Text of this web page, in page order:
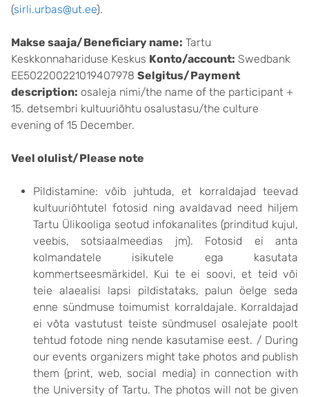
(sirli.urbas@ut.ee).
Makse saaja/Beneficiary name: Tartu
Keskkonnahariduse Keskus Konto/account: Swedbank
EE502200221019407978 Selgitus/Payment
description: osaleja nimi/the name of the participant +
15. detsembri kultuuriõhtu osalustasu/the culture
evening of 15 December.
Veel olulist/Please note
Pildistamine: võib juhtuda, et korraldajad teevad
kultuuriõhtutel fotosid ning avaldavad need hiljem
Tartu Ülikooliga seotud infokanalites (prinditud kujul,
veebis, sotsiaalmeedias jm). Fotosid ei anta
kolmandatele isikutele ega kasutata
kommertseesmärkidel. Kui te ei soovi, et teid või
teie alaealisi lapsi pildistataks, palun öelge seda
enne sündmuse toimumist korraldajale. Korraldajad
ei võta vastutust teiste sündmusel osalejate poolt
tehtud fotode ning nende kasutamise eest. / During
our events organizers might take photos and publish
them (print, web, social media) in connection with
the University of Tartu. The photos will not be given